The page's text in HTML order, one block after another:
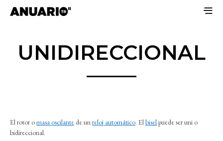
UNIDIRECCIONAL
El rotor omasa oscilante de unreloj automático. Elbiselpuede ser uni o
bidireccional.